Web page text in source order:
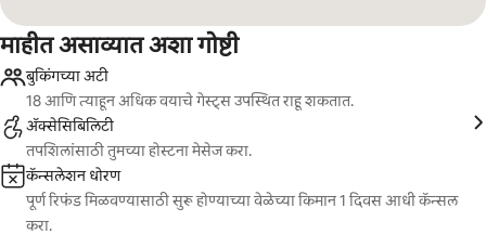
माहीत असाव्यात अशा गोष्टी
बुकिंगच्या अटी
18 आणि त्याहून अधिक वयाचे गेस्ट्स उपस्थित राहू शकतात.
ॲक्सेसिबिलिटी
तपशिलांसाठी तुमच्या होस्टना मेसेज करा.
कॅन्सलेशन धोरण
पूर्ण रिफंड मिळवण्यासाठी सुरू होण्याच्या वेळेच्या किमान 1 दिवस आधी कॅन्सल
करा.